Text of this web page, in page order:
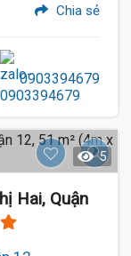
Chia sẻ
0903394679
5
Hai, Quận